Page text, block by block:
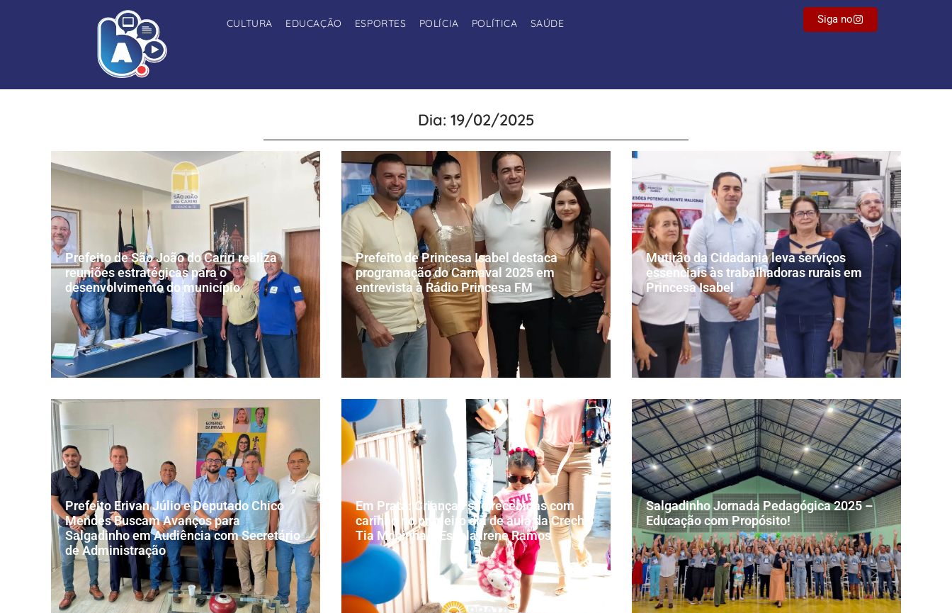
CULTURA EDUCAÇÃO ESPORTES POLÍCIA POLÍTICA SAÚDE Siga no
Dia: 19/02/2025
Prefeito de São João do Cariri realiza
reuniões estratégicas para o
desenvolvimento do município
Prefeito de Princesa Isabel destaca
programação do Carnaval 2025 em
entrevista à Rádio Princesa FM
Mutirão da Cidadania leva serviços
essenciais às trabalhadoras rurais em
Princesa Isabel
Prefeito Erivan Júlio e Deputado Chico
Mendes Buscam Avanços para
Salgadinho em Audiência com Secretário
de Administração
Em Prata: Crianças são recebidas com
carinho no primeiro dia de aula da Creche
Tia Mocinha e Escola Irene Ramos
Salgadinho Jornada Pedagógica 2025 –
Educação com Propósito!